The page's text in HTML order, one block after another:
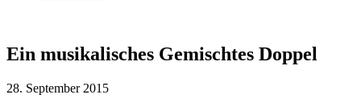
Ein musikalisches Gemischtes Doppel
28. September 2015